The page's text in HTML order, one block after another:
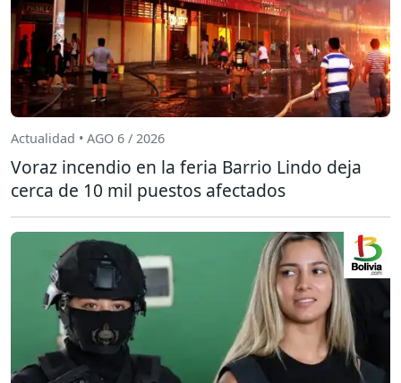
Actualidad • AGO 6 / 2026
Voraz incendio en la feria Barrio Lindo deja
cerca de 10 mil puestos afectados